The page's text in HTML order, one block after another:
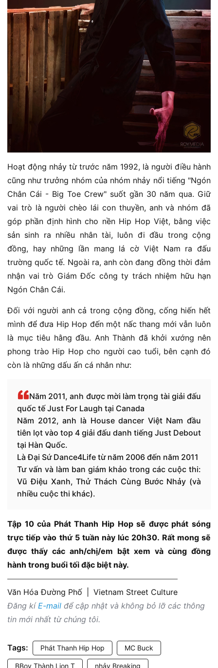
Hoạt động nhảy từ trước năm 1992, là người điều hành
cũng như trưởng nhóm của nhóm nhảy nổi tiếng "Ngón
Chân Cái - Big Toe Crew" suốt gần 30 năm qua. Giữ
vai trò là người chèo lái con thuyền, anh và nhóm đã
góp phần định hình cho nền Hip Hop Việt, bằng việc
sản sinh ra nhiều nhân tài, luôn đi đầu trong cộng
đồng, hay những lần mang lá cờ Việt Nam ra đấu
trường quốc tế. Ngoài ra, anh còn đang đồng thời đảm
nhận vai trò Giám Đốc công ty trách nhiệm hữu hạn
Ngón Chân Cái.
Đối với người anh cả trong cộng đồng, cống hiến hết
mình để đưa Hip Hop đến một nấc thang mới vẫn luôn
là mục tiêu hằng đầu. Anh Thành đã khởi xướng nên
phong trào Hip Hop cho người cao tuổi, bên cạnh đó
còn là những dấu ấn cá nhân như:
Năm 2011, anh được mời làm trọng tài giải đấu
quốc tế Just For Laugh tại Canada
Năm 2012, anh là House dancer Việt Nam đầu
tiên lọt vào top 4 giải đấu danh tiếng Just Debout
tại Hàn Quốc.
Là Đại Sứ Dance4Life từ năm 2006 đến năm 2011
Tư vấn và làm ban giám khảo trong các cuộc thi:
Vũ Điệu Xanh, Thử Thách Cùng Bước Nhảy (và
nhiều cuộc thi khác).
Tập 10 của Phát Thanh Hip Hop sẽ được phát sóng
trực tiếp vào thứ 5 tuần này lúc 20h30. Rất mong sẽ
được thấy các anh/chị/em bật xem và cùng đồng
hành trong buổi tối đặc biệt này.
Văn Hóa Đường Phố
Vietnam Street Culture
Đăng kíE-mail để cập nhật và không bỏ lỡ các thông
tin mới nhất từ chúng tôi.
Tags: Phát Thanh Hip Hop MC Buck
BBoy Thành Lion T nhảy Breaking